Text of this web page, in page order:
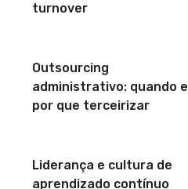
turnover
Outsourcing
administrativo: quando e
por que terceirizar
Liderança e cultura de
aprendizado contínuo